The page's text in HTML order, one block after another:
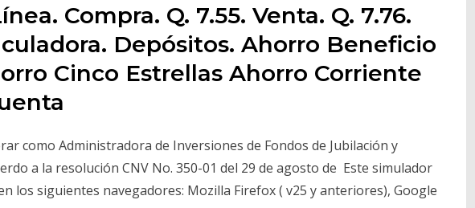
Compra. Q. 7.55. Venta. Q. 7.76.
Depósitos. Ahorro Beneficio
Cinco Estrellas Ahorro Corriente
como Administradora de Inversiones de Fondos de Jubilación y
a la resolución CNV No. 350-01 del 29 de agosto de Este simulador
los siguientes navegadores: Mozilla Firefox ( v25 y anteriores), Google